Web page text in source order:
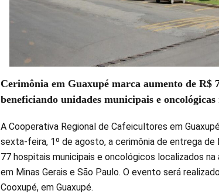
Cerimônia em Guaxupé marca aumento de R$
beneficiando unidades municipais e oncológicas
A Cooperativa Regional de Cafeicultores em
sexta-feira, 1º de agosto, a cerimônia de entrega de
77 hospitais municipais e oncológicos localizados
em Minas Gerais e São Paulo. O evento será
Cooxupé, em Guaxupé.